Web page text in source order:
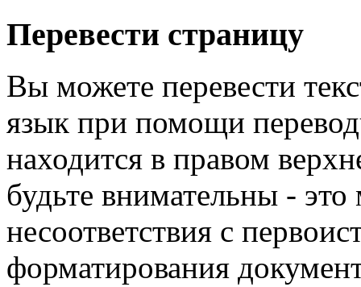
Перевести страницу
Вы можете перевести
язык при помощи
находится в правом
будьте внимательны -
несоответствия с
форматирования